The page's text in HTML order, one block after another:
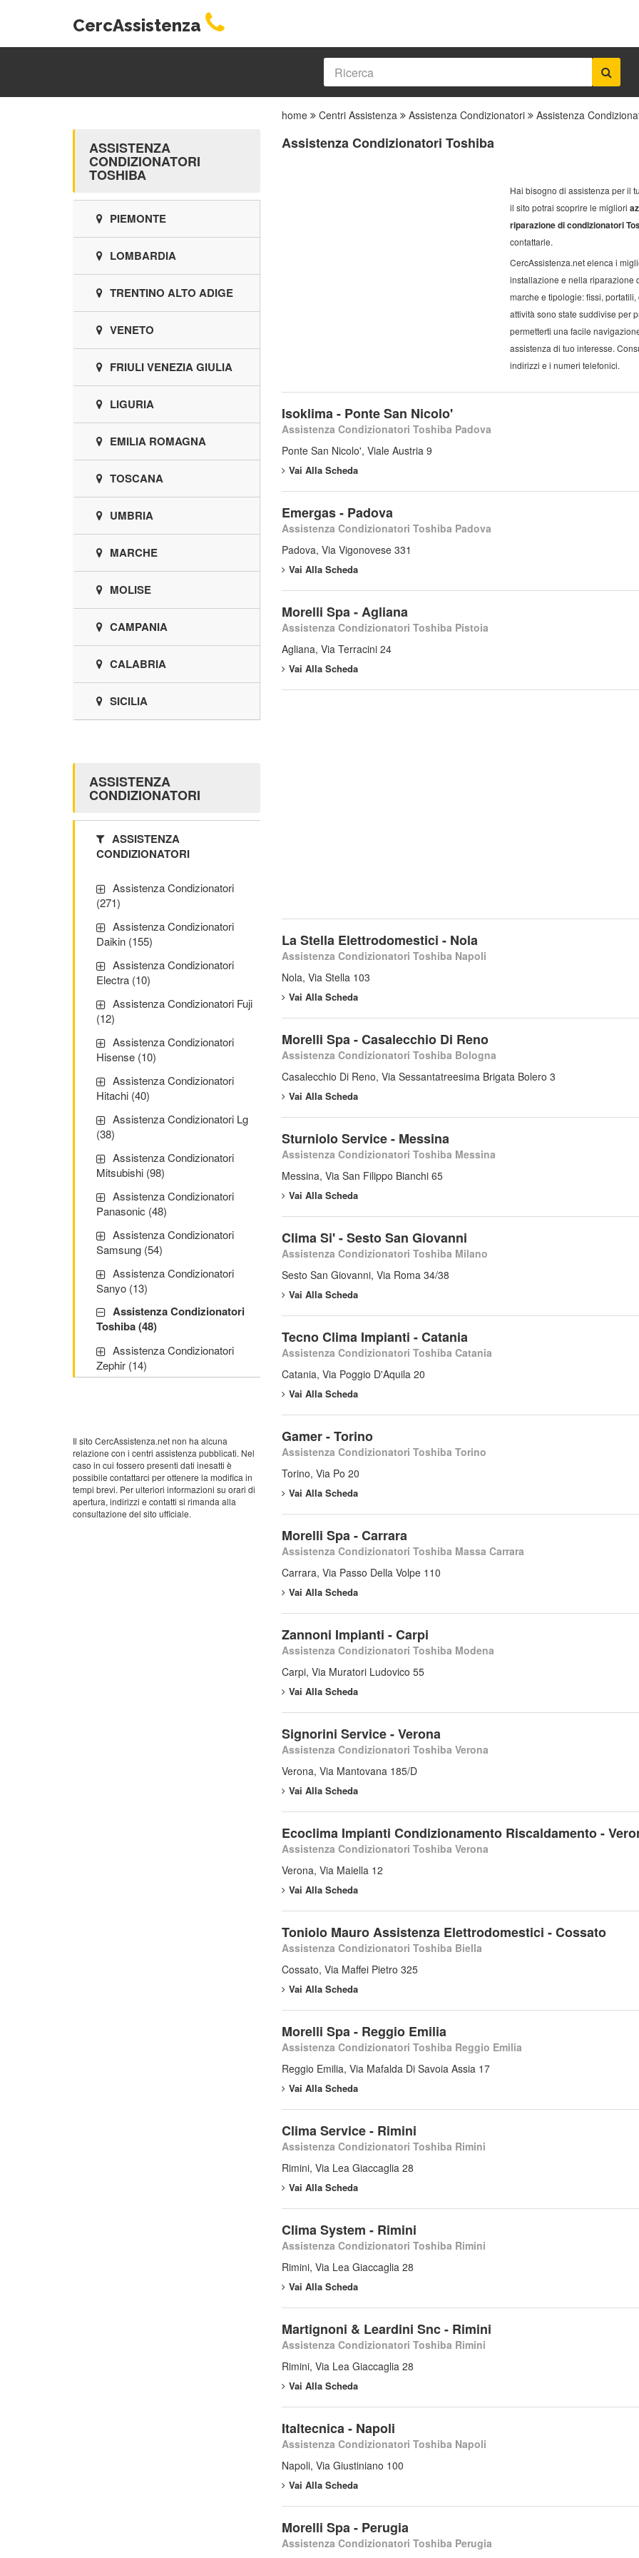
CercAssistenza
home Centri Assistenza Assistenza Condizionatori Assistenza
Assistenza Condizionatori Toshiba
Hai bisogno di assistenza per il
il sito potrai scoprire le migliori
riparazione di condizionatori
contattarle.
CercAssistenza.net elenca i
installazione e nella riparazione
marche e tipologie: fissi,
attività sono state suddivise per
permetterti una facile
assistenza di tuo interesse.
indirizzi e i numeri telefonici.
Isoklima - Ponte San Nicolo'
Assistenza Condizionatori Toshiba Padova
Ponte San Nicolo', Viale Austria 9
Vai Alla Scheda
Emergas - Padova
Assistenza Condizionatori Toshiba Padova
Padova, Via Vigonovese 331
Vai Alla Scheda
Morelli Spa - Agliana
Assistenza Condizionatori Toshiba Pistoia
Agliana, Via Terracini 24
Vai Alla Scheda
La Stella Elettrodomestici - Nola
Assistenza Condizionatori Toshiba Napoli
Nola, Via Stella 103
Vai Alla Scheda
Morelli Spa - Casalecchio Di Reno
Assistenza Condizionatori Toshiba Bologna
Casalecchio Di Reno, Via Sessantatreesima Brigata Bolero 3
Vai Alla Scheda
Sturniolo Service - Messina
Assistenza Condizionatori Toshiba Messina
Messina, Via San Filippo Bianchi 65
Vai Alla Scheda
Clima Si' - Sesto San Giovanni
Assistenza Condizionatori Toshiba Milano
Sesto San Giovanni, Via Roma 34/38
Vai Alla Scheda
Tecno Clima Impianti - Catania
Assistenza Condizionatori Toshiba Catania
Catania, Via Poggio D'Aquila 20
Vai Alla Scheda
Gamer - Torino
Assistenza Condizionatori Toshiba Torino
Torino, Via Po 20
Vai Alla Scheda
Morelli Spa - Carrara
Assistenza Condizionatori Toshiba Massa Carrara
Carrara, Via Passo Della Volpe 110
Vai Alla Scheda
Zannoni Impianti - Carpi
Assistenza Condizionatori Toshiba Modena
Carpi, Via Muratori Ludovico 55
Vai Alla Scheda
Signorini Service - Verona
Assistenza Condizionatori Toshiba Verona
Verona, Via Mantovana 185/D
Vai Alla Scheda
Ecoclima Impianti Condizionamento Riscaldamento -
Assistenza Condizionatori Toshiba Verona
Verona, Via Maiella 12
Vai Alla Scheda
Toniolo Mauro Assistenza Elettrodomestici - Cossato
Assistenza Condizionatori Toshiba Biella
Cossato, Via Maffei Pietro 325
Vai Alla Scheda
Morelli Spa - Reggio Emilia
Assistenza Condizionatori Toshiba Reggio Emilia
Reggio Emilia, Via Mafalda Di Savoia Assia 17
Vai Alla Scheda
Clima Service - Rimini
Assistenza Condizionatori Toshiba Rimini
Rimini, Via Lea Giaccaglia 28
Vai Alla Scheda
Clima System - Rimini
Assistenza Condizionatori Toshiba Rimini
Rimini, Via Lea Giaccaglia 28
Vai Alla Scheda
Martignoni & Leardini Snc - Rimini
Assistenza Condizionatori Toshiba Rimini
Rimini, Via Lea Giaccaglia 28
Vai Alla Scheda
Italtecnica - Napoli
Assistenza Condizionatori Toshiba Napoli
Napoli, Via Giustiniano 100
Vai Alla Scheda
Morelli Spa - Perugia
Assistenza Condizionatori Toshiba Perugia
ASSISTENZA
CONDIZIONATORI
TOSHIBA
PIEMONTE
LOMBARDIA
TRENTINO ALTO ADIGE
VENETO
FRIULI VENEZIA GIULIA
LIGURIA
EMILIA ROMAGNA
TOSCANA
UMBRIA
MARCHE
MOLISE
CAMPANIA
CALABRIA
SICILIA
ASSISTENZA
CONDIZIONATORI
ASSISTENZA
CONDIZIONATORI
Assistenza Condizionatori
(271)
Assistenza Condizionatori
Daikin (155)
Assistenza Condizionatori
Electra (10)
Assistenza Condizionatori Fuji
(12)
Assistenza Condizionatori
Hisense (10)
Assistenza Condizionatori
Hitachi (40)
Assistenza Condizionatori Lg
(38)
Assistenza Condizionatori
Mitsubishi (98)
Assistenza Condizionatori
Panasonic (48)
Assistenza Condizionatori
Samsung (54)
Assistenza Condizionatori
Sanyo (13)
Assistenza Condizionatori
Toshiba (48)
Assistenza Condizionatori
Zephir (14)
Il sito CercAssistenza.net non ha alcuna
relazione con i centri assistenza pubblicati. Nel
caso in cui fossero presenti dati inesatti è
possibile contattarci per ottenere la modifica in
tempi brevi. Per ulteriori informazioni su orari di
apertura, indirizzi e contatti si rimanda alla
consultazione del sito ufficiale.